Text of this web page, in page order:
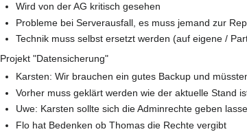
Wird von der AG kritisch gesehen
Probleme bei Serverausfall, es muss jemand zur
Technik muss selbst ersetzt werden (auf eigene /
Projekt "Datensicherung"
Karsten: Wir brauchen ein gutes Backup und
Vorher muss geklärt werden wie der aktuelle Stand
Uwe: Karsten sollte sich die Adminrechte geben
Flo hat Bedenken ob Thomas die Rechte vergibt